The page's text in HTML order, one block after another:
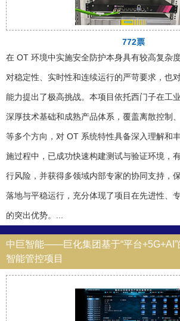
772票
在 OT 环境中实施安全防护本身具有较高复杂
对稳定性、实时性和连续运行的严苛要求，也
能力提出了极高挑战。本项目依托西门子在工
深厚技术基础和成熟产品体系，覆盖离散控制
等多个方向，对 OT 系统特性具备深入理解和
施过程中，已成功快速构建测试与验证环境，
行风险，并获得多领域内部专家的协同支持，
落地与平稳运行，充分体现了项目在先进性、
的突出优势。...
中巨智能——巨化集团基于“平台
智能管控项目